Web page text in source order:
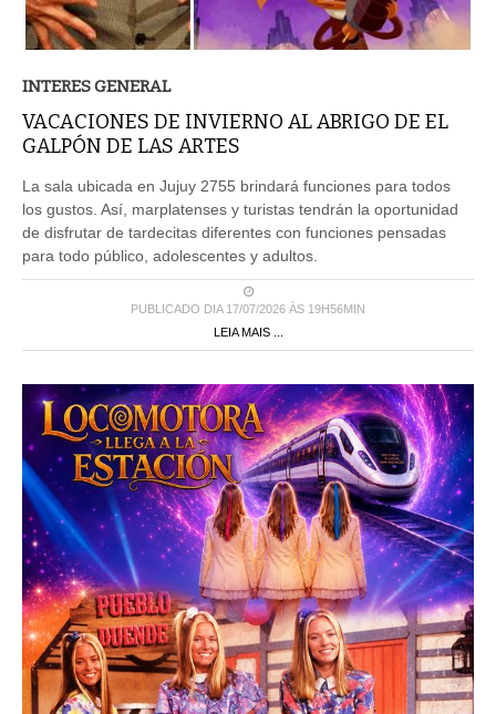
INTERES GENERAL
VACACIONES DE INVIERNO AL ABRIGO DE EL
GALPÓN DE LAS ARTES
La sala ubicada en Jujuy 2755 brindará funciones para todos
los gustos. Así, marplatenses y turistas tendrán la oportunidad
de disfrutar de tardecitas diferentes con funciones pensadas
para todo público, adolescentes y adultos.
PUBLICADO DIA 17/07/2026 ÀS 19H56MIN
LEIA MAIS ...